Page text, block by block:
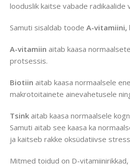
looduslik kaitse vabade
Samuti sisaldab toode A-vitamiini,
A-vitamiin aitab kaasa
protsessis.
Biotiin aitab kaasa normaalsele
makrotoitainete ainevahetusele
Tsink aitab kaasa normaalsele
Samuti aitab see kaasa ka
ja kaitseb rakke oksüdatiivse
Mitmed toidud on D-